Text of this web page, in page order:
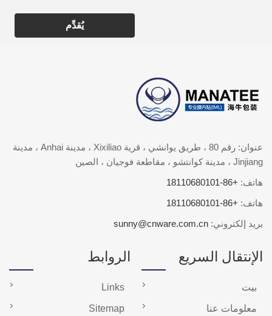
يُقدِّم
عنوان: رقم 80 ، طريق يوانشي ، قرية Xixiliao ، مدينة Anhai ، مدينة
Jinjiang ، مدينة كوانتشو ، مقاطعة فوجيان ، الصين
هاتف: +86-18110680101
هاتف: +86-18110680101
بريد إلكتروني: sunny@cnware.com.cn
الإنتقال السريع
بيت
معلومات عنا
الروابط
Links
Sitemap